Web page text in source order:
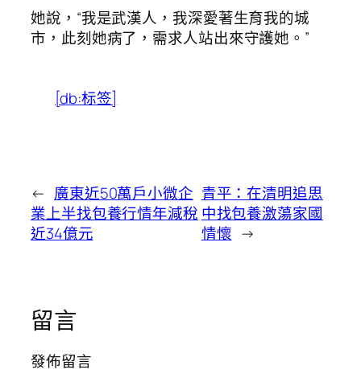
她說，“我是武漢人，我深愛著生育我的城
市，此刻她病了，需求人站出來守護她。”
[db:标签]
← 廣東近50萬戶小微企
業上半找包養行情年減稅
近34億元
青平：在清明追思
中找包養激蕩家國
情懷 →
留言
發佈留言